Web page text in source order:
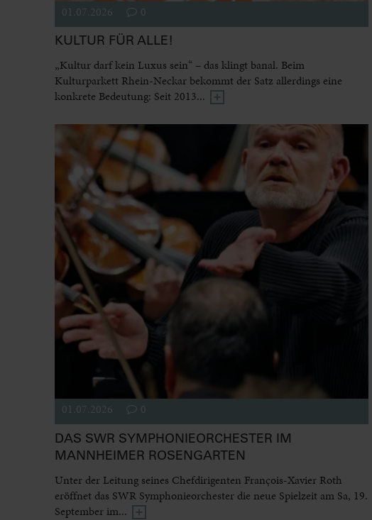
01.07.2026 0
KULTUR FÜR ALLE!
„Kultur darf kein Luxus sein“ – das klingt banal. Beim
Kulturparkett Rhein-Neckar bekommt der Satz allerdings eine
konkrete Bedeutung: Seit 2013...
01.07.2026 0
DAS SWR SYMPHONIEORCHESTER IM
MANNHEIMER ROSENGARTEN
Unter der Leitung seines Chefdirigenten François-Xavier Roth
eröffnet das SWR Symphonieorchester die neue Spielzeit am Sa, 19.
September im...